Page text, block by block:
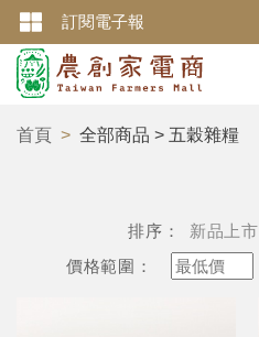
訂閱電子報
首頁 全部商品 > 五穀雜糧
排序： 新品上市
價格範圍：